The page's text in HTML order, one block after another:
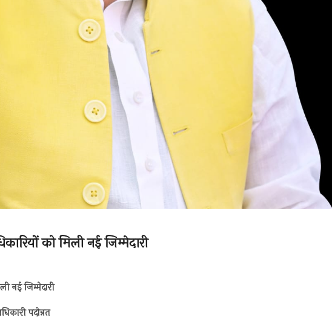
को मिली नई जिम्मेदारी
नई जिम्मेदारी
पदोन्नत